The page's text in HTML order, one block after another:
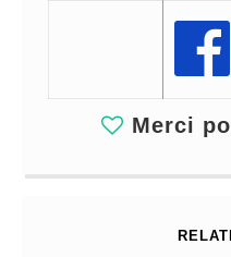
Merci